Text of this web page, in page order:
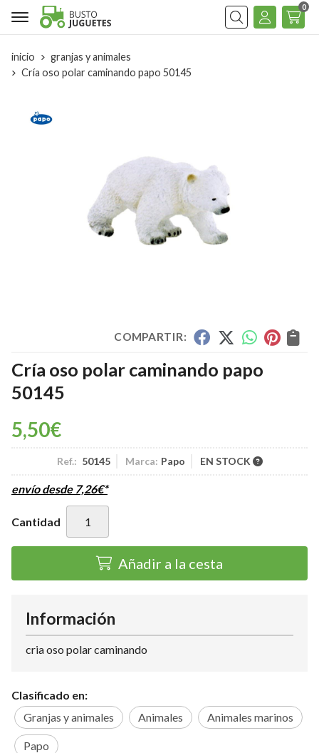
Buscar
0
inicio
granjas y animales
Cría oso polar caminando papo 50145
COMPARTIR:
Cría oso polar caminando papo
50145
5,50€
Ref.: 50145 Marca: Papo EN STOCK
envío desde 7,26€*
Cantidad
Añadir a la cesta
Información
cria oso polar caminando
Clasificado en:
Granjas y animales
Animales Animales marinos
Papo